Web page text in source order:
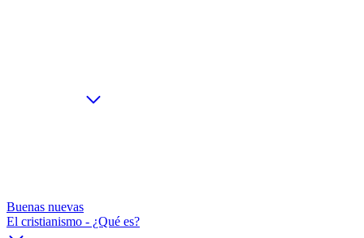
Buenas nuevas
El cristianismo - ¿Qué es?